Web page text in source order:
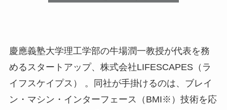
慶應義塾大学理工学部の牛場潤一教授が代表を務
めるスタートアップ、株式会社LIFESCAPES（ラ
イフスケイプス） 。同社が手掛けるのは、ブレイ
ン・マシン・インターフェース（BMI※）技術を応